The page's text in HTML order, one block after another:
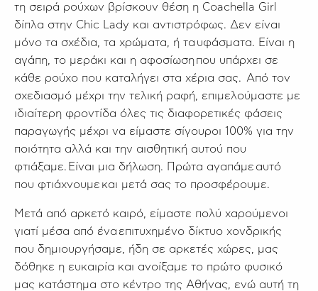
τη σειρά ρούχων βρίσκουν θέση η Coachella Girl
δίπλα στην Chic Lady και αντιστρόφως. Δεν είναι
μόνο τα σχέδια, τα χρώματα, ή τα υφάσματα. Είναι η
αγάπη, το μεράκι και η αφοσίωση που υπάρχει σε
κάθε ρούχο που καταλήγει στα χέρια σας. Από τον
σχεδιασμό μέχρι την τελική ραφή, επιμελούμαστε με
ιδιαίτερη φροντίδα όλες τις διαφορετικές φάσεις
παραγωγής μέχρι να είμαστε σίγουροι 100% για την
ποιότητα αλλά και την αισθητική αυτού που
φτιάξαμε. Είναι μια δήλωση. Πρώτα αγαπάμε αυτό
που φτιάχνουμε και μετά σας το προσφέρουμε.
Μετά από αρκετό καιρό, είμαστε πολύ χαρούμενοι
γιατί μέσα από ένα επιτυχημένο δίκτυο χονδρικής
που δημιουργήσαμε, ήδη σε αρκετές χώρες, μας
δόθηκε η ευκαιρία και ανοίξαμε το πρώτο φυσικό
μας κατάστημα στο κέντρο της Αθήνας, ενώ αυτή τη